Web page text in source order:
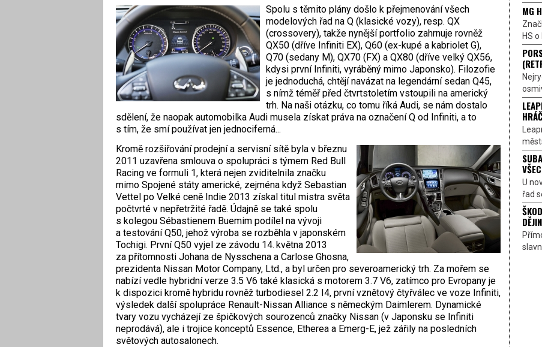
Spolu s těmito plány došlo k přejmenování všech
modelových řad na Q (klasické vozy), resp. QX
(crossovery), takže nynější portfolio zahrnuje rovněž
QX50 (dříve Infiniti EX), Q60 (ex-kupé a kabriolet G),
Q70 (sedany M), QX70 (FX) a QX80 (dříve velký QX56,
kdysi první Infiniti, vyráběný mimo Japonsko). Filozofie
je jednoduchá, chtějí navázat na legendární sedan Q45,
s nímž téměř před čtvrtstoletím vstoupili na americký
trh. Na naši otázku, co tomu říká Audi, se nám dostalo
sdělení, že naopak automobilka Audi musela získat práva na označení Q od Infiniti, a to
s tím, že smí používat jen jednociferná...
Kromě rozšiřování prodejní a servisní sítě byla v březnu
2011 uzavřena smlouva o spolupráci s týmem Red Bull
Racing ve formuli 1, která nejen zviditelnila značku
mimo Spojené státy americké, zejména když Sebastian
Vettel po Velké ceně Indie 2013 získal titul mistra světa
počtvrté v nepřetržité řadě. Údajně se také spolu
s kolegou Sébastienem Buemim podílel na vývoji
a testování Q50, jehož výroba se rozběhla v japonském
Tochigi. První Q50 vyjel ze závodu 14. května 2013
za přítomnosti Johana de Nysschena a Carlose Ghosna,
prezidenta Nissan Motor Company, Ltd., a byl určen pro severoamerický trh. Za mořem se
nabízí vedle hybridní verze 3.5 V6 také klasická s motorem 3.7 V6, zatímco pro Evropany je
k dispozici kromě hybridu rovněž turbodiesel 2.2 I4, první vznětový čtyřválec ve voze Infiniti,
výsledek další spolupráce Renault-Nissan Alliance s německým Daimlerem. Dynamické
tvary vozu vycházejí ze špičkových sourozenců značky Nissan (v Japonsku se Infiniti
neprodává), ale i trojice konceptů Essence, Etherea a Emerg-E, jež zářily na posledních
světových autosalonech.
MG
HS o
HRÁČ
U
řad
DĚJIN